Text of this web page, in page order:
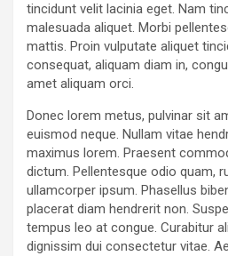
tincidunt velit lacinia eget. Nam
malesuada aliquet. Morbi
mattis. Proin vulputate aliquet
consequat, aliquam diam in,
amet aliquam orci.
Donec lorem metus, pulvinar sit
euismod neque. Nullam vitae
maximus lorem. Praesent
dictum. Pellentesque odio quam,
ullamcorper ipsum. Phasellus
placerat diam hendrerit non.
tempus leo at congue. Curabitur
dignissim dui consectetur vitae.